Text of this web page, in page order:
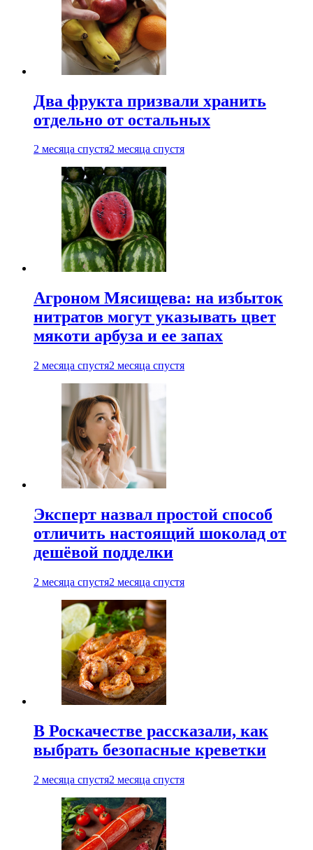
Два фрукта призвали хранить
отдельно от остальных
2 месяца спустя2 месяца спустя
Агроном Мясищева: на избыток
нитратов могут указывать цвет
мякоти арбуза и ее запах
2 месяца спустя2 месяца спустя
Эксперт назвал простой способ
отличить настоящий шоколад от
дешёвой подделки
2 месяца спустя2 месяца спустя
В Роскачестве рассказали, как
выбрать безопасные креветки
2 месяца спустя2 месяца спустя